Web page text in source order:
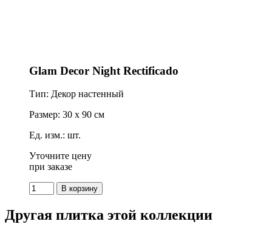
Glam Decor Night Rectificado
Тип: Декор настенный
Размер: 30 x 90 см
Ед. изм.: шт.
Уточните цену
при заказе
Другая плитка этой коллекции